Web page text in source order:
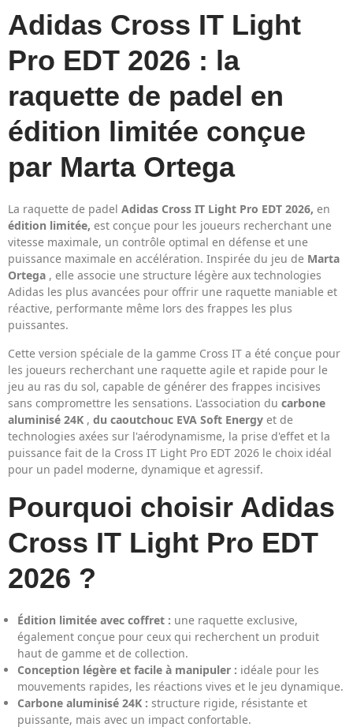
Adidas Cross IT Light
Pro EDT 2026 : la
raquette de padel en
édition limitée conçue
par Marta Ortega
La raquette de padel Adidas Cross IT Light Pro EDT 2026, en
édition limitée, est conçue pour les joueurs recherchant une
vitesse maximale, un contrôle optimal en défense et une
puissance maximale en accélération. Inspirée du jeu de Marta
Ortega , elle associe une structure légère aux technologies
Adidas les plus avancées pour offrir une raquette maniable et
réactive, performante même lors des frappes les plus
puissantes.
Cette version spéciale de la gamme Cross IT a été conçue pour
les joueurs recherchant une raquette agile et rapide pour le
jeu au ras du sol, capable de générer des frappes incisives
sans compromettre les sensations. L'association du carbone
aluminisé 24K , du caoutchouc EVA Soft Energy et de
technologies axées sur l'aérodynamisme, la prise d'effet et la
puissance fait de la Cross IT Light Pro EDT 2026 le choix idéal
pour un padel moderne, dynamique et agressif.
Pourquoi choisir Adidas
Cross IT Light Pro EDT
2026 ?
Édition limitée avec coffret : une raquette exclusive,
également conçue pour ceux qui recherchent un produit
haut de gamme et de collection.
Conception légère et facile à manipuler : idéale pour les
mouvements rapides, les réactions vives et le jeu dynamique.
Carbone aluminisé 24K : structure rigide, résistante et
puissante, mais avec un impact confortable.